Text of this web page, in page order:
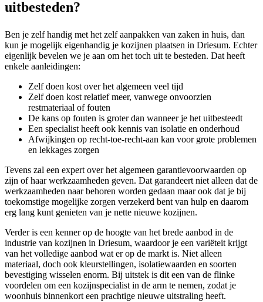
uitbesteden?
Ben je zelf handig met het zelf aanpakken van zaken in huis, dan
kun je mogelijk eigenhandig je kozijnen plaatsen in Driesum. Echter
eigenlijk bevelen we je aan om het toch uit te besteden. Dat heeft
enkele aanleidingen:
Zelf doen kost over het algemeen veel tijd
Zelf doen kost relatief meer, vanwege onvoorzien
restmateriaal of fouten
De kans op fouten is groter dan wanneer je het uitbesteedt
Een specialist heeft ook kennis van isolatie en onderhoud
Afwijkingen op recht-toe-recht-aan kan voor grote problemen
en lekkages zorgen
Tevens zal een expert over het algemeen garantievoorwaarden op
zijn of haar werkzaamheden geven. Dat garandeert niet alleen dat de
werkzaamheden naar behoren worden gedaan maar ook dat je bij
toekomstige mogelijke zorgen verzekerd bent van hulp en daarom
erg lang kunt genieten van je nette nieuwe kozijnen.
Verder is een kenner op de hoogte van het brede aanbod in de
industrie van kozijnen in Driesum, waardoor je een variëteit krijgt
van het volledige aanbod wat er op de markt is. Niet alleen
materiaal, doch ook kleurstellingen, isolatiewaarden en soorten
bevestiging wisselen enorm. Bij uitstek is dit een van de flinke
voordelen om een kozijnspecialist in de arm te nemen, zodat je
woonhuis binnenkort een prachtige nieuwe uitstraling heeft.